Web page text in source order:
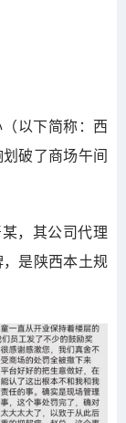
以下简称：西
破了商场午间
，其公司代理
是陕西本土规